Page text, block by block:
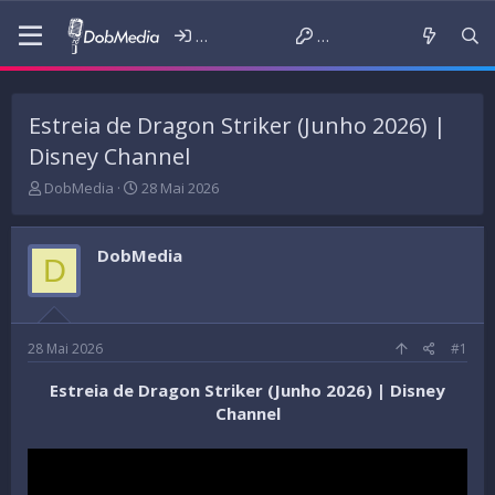
Iniciar sessão Criar conta
Estreia de Dragon Striker (Junho 2026) |
Disney Channel
T
r
e
a
d
t
a
r
DobMedia
D
t
a
d
n
c
i
28 Mai 2026
D DobMedia
28 Mai 2026 #1
Estreia de Dragon Striker (Junho 2026) | Disney
Channel